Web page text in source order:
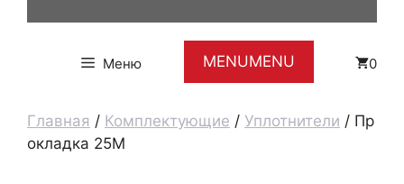
Меню MENUMENU 0
Главная / Комплектующие / Уплотнители / Пр
окладка 25М